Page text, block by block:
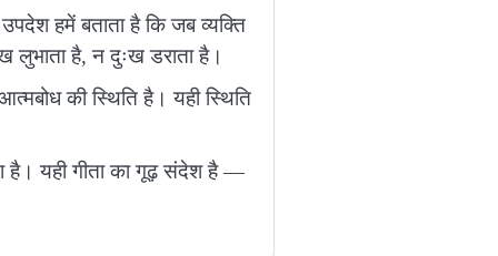
हमें बताता है कि जब व्यक्ति
लुभाता है, न दुःख डराता है।
की स्थिति है। यही स्थिति
है। यही गीता का गूढ़ संदेश है —